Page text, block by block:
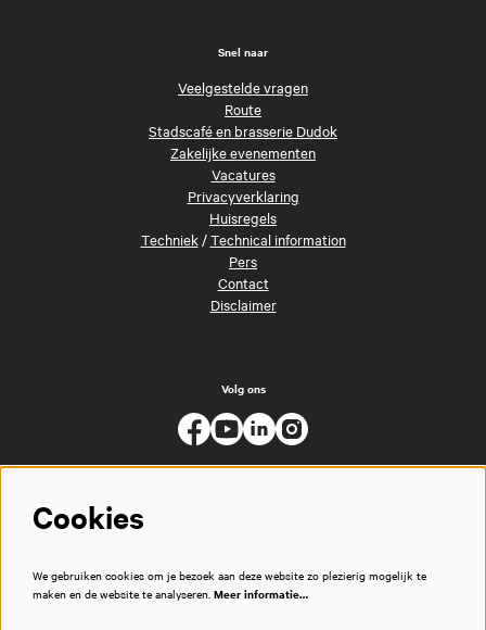
Snel naar
Veelgestelde vragen
Route
Stadscafé en brasserie Dudok
Zakelijke evenementen
Vacatures
Privacyverklaring
Huisregels
Techniek/Technical information
Pers
Contact
Disclaimer
Volg ons
Cookies
We gebruiken cookies om je bezoek aan deze website zo plezierig mogelijk te
maken en de website te analyseren. Meer informatie…